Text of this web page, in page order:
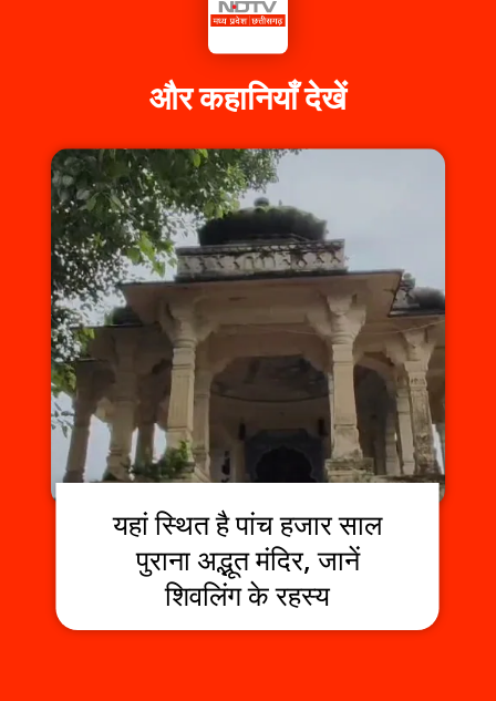
और कहानियाँ देखें
यहां स्थित है पांच हजार साल
पुराना अद्भूत मंदिर, जानें
शिवलिंग के रहस्य